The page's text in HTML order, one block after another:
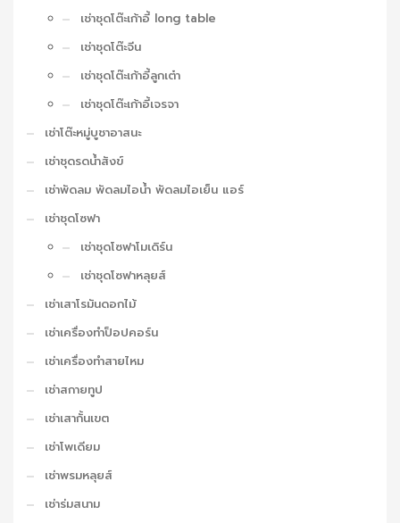
เช่าชุดโต๊ะเก้าอี้ long table
เช่าชุดโต๊ะจีน
เช่าชุดโต๊ะเก้าอี้ลูกเต๋า
เช่าชุดโต๊ะเก้าอี้เจรจา
เช่าโต๊ะหมู่บูชาอาสนะ
เช่าชุดรดน้ำสังข์
เช่าพัดลม พัดลมไอน้ำ พัดลมไอเย็น แอร์
เช่าชุดโซฟา
เช่าชุดโซฟาโมเดิร์น
เช่าชุดโซฟาหลุยส์
เช่าเสาโรมันดอกไม้
เช่าเครื่องทำป็อปคอร์น
เช่าเครื่องทำสายไหม
เช่าสกายทูป
เช่าเสากั้นเขต
เช่าโพเดียม
เช่าพรมหลุยส์
เช่าร่มสนาม